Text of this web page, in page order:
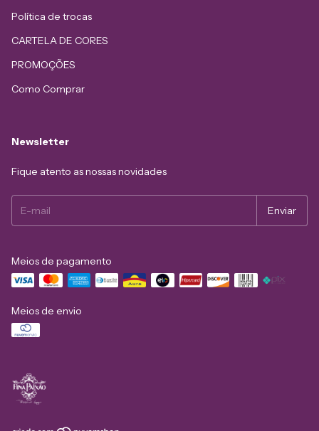
Política de trocas
CARTELA DE CORES
PROMOÇÕES
Como Comprar
Newsletter
Fique atento as nossas novidades
Meios de pagamento
Meios de envio